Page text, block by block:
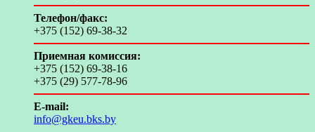
Телефон/факс:
+375 (152) 69-38-32
Приемная комиссия:
+375 (152) 69-38-16
+375 (29) 577-78-96
E-mail:
info@gkeu.bks.by